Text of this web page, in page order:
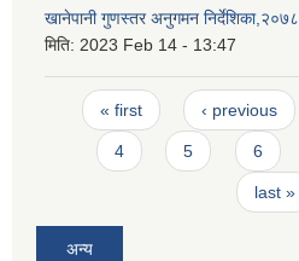
खानेपानी गुणस्तर अनुगमन निर्देशिका,२०७८
मिति: 2023 Feb 14 - 13:47
Pages
« first ‹ previous
4 5 6
last »
अन्य